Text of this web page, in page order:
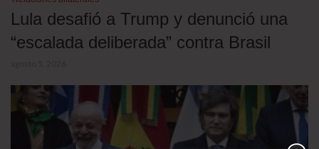
Lula desafió a Trump y denunció una
“escalada deliberada” contra Brasil